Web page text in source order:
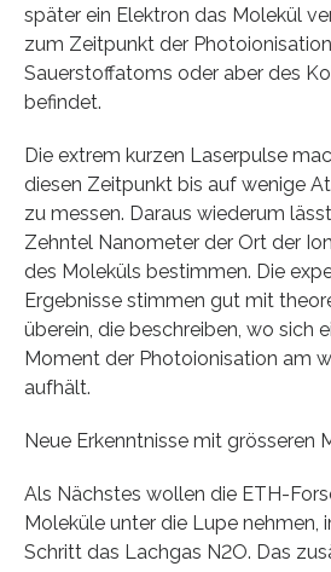
später ein Elektron das Molekül
zum Zeitpunkt der
Sauerstoffatoms oder aber des
befindet.
Die extrem kurzen Laserpulse
diesen Zeitpunkt bis auf wenige
zu messen. Daraus wiederum
Zehntel Nanometer der Ort der
des Moleküls bestimmen. Die
Ergebnisse stimmen gut mit
überein, die beschreiben, wo sich
Moment der Photoionisation am
aufhält.
Neue Erkenntnisse mit grösseren
Als Nächstes wollen die ETH-
Moleküle unter die Lupe nehmen,
Schritt das Lachgas N2O. Das